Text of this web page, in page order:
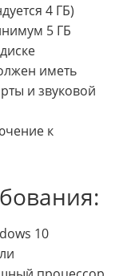
4 ГБ)
5 ГБ
иметь
и звуковой
к
10